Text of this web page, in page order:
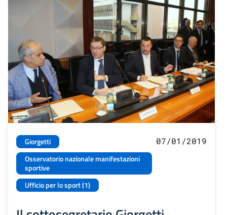
Giorgetti
Osservatorio nazionale manifestazioni
sportive
Ufficio per lo sport (1)
07/01/2019